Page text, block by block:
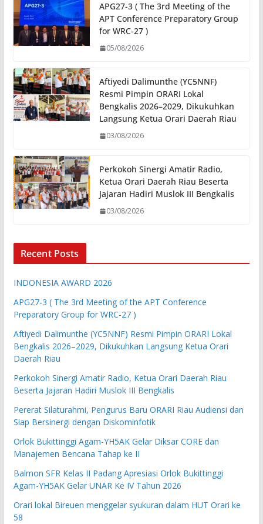
APG27-3 ( The 3rd Meeting of the
APT Conference Preparatory Group
for WRC-27 )
05/08/2026
Aftiyedi Dalimunthe (YC5NNF)
Resmi Pimpin ORARI Lokal
Bengkalis 2026–2029, Dikukuhkan
Langsung Ketua Orari Daerah Riau
03/08/2026
Perkokoh Sinergi Amatir Radio,
Ketua Orari Daerah Riau Beserta
Jajaran Hadiri Muslok III Bengkalis
03/08/2026
Recent Posts
INDONESIA AWARD 2026
APG27-3 ( The 3rd Meeting of the APT Conference
Preparatory Group for WRC-27 )
Aftiyedi Dalimunthe (YC5NNF) Resmi Pimpin ORARI Lokal
Bengkalis 2026–2029, Dikukuhkan Langsung Ketua Orari
Daerah Riau
Perkokoh Sinergi Amatir Radio, Ketua Orari Daerah Riau
Beserta Jajaran Hadiri Muslok III Bengkalis
Pererat Silaturahmi, Pengurus Baru ORARI Riau Audiensi dan
Siap Bersinergi dengan Diskominfotik
Orlok Bukittinggi Agam-YH5AK Gelar Diksar CORE dan
Manajemen Bencana Tahap ke II
Balmon SFR Kelas II Padang Apresiasi Orlok Bukittinggi
Agam-YH5AK Gelar UNAR Ke IV Tahun 2026
Orari lokal Bireuen menggelar syukuran dalam HUT Orari ke
58